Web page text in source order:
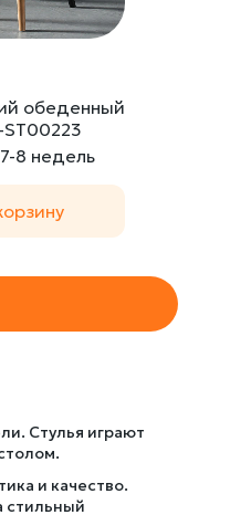
обеденный
ST00223
8 недель
Стулья играют
и качество.
стильный